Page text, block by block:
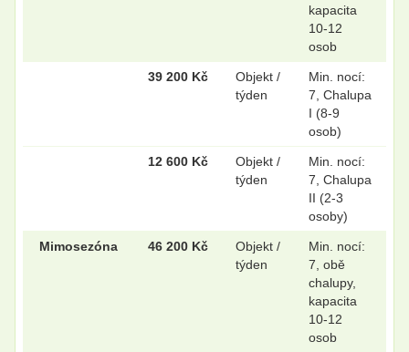
kapacita
10-12
osob
39 200 Kč
Objekt /
týden
Min. nocí:
7, Chalupa
I (8-9
osob)
12 600 Kč
Objekt /
týden
Min. nocí:
7, Chalupa
II (2-3
osoby)
Mimosezóna 46 200 Kč
Objekt /
týden
Min. nocí:
7, obě
chalupy,
kapacita
10-12
osob